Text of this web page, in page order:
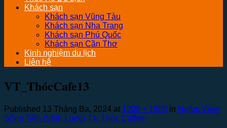
Khách sạn
Khách sạn Vũng Tàu
Khách sạn Nha Trang
Khách sạn Phú Quốc
Khách sạn Cần Thơ
Kinh nghiệm du lịch
Liên hệ
VT_ThócCafe13
Published 13 Tháng Ba, 2024 at 1200 × 1500 in Ngắm View
Sông Tiền (Vĩnh Long) Tại Thóc Coffee